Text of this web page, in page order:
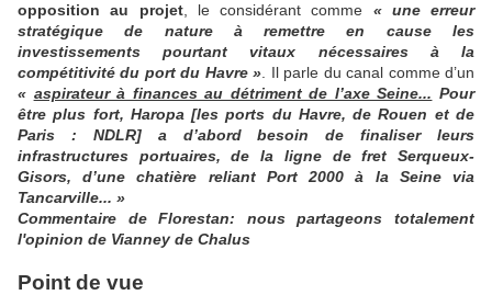
opposition au projet, le considérant comme « une erreur
stratégique de nature à remettre en cause les
investissements pourtant vitaux nécessaires à la
compétitivité du port du Havre » . Il parle du canal comme d’un
« aspirateur à finances au détriment de l’axe Seine... Pour
être plus fort, Haropa [les ports du Havre, de Rouen et de
Paris : NDLR] a d’abord besoin de finaliser leurs
infrastructures portuaires, de la ligne de fret Serqueux-
Gisors, d’une chatière reliant Port 2000 à la Seine via
Tancarville... »
Commentaire de Florestan: nous partageons totalement
l'opinion de Vianney de Chalus
Point de vue